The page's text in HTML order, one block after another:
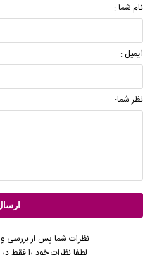
نام شما :
ایمیل :
نظر شما:
نظرات شما پس از بررسی